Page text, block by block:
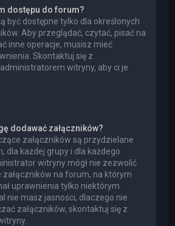
dostępu do forum?
być dostępne tylko dla określonych
Aby przeglądać, czytać, pisać na
inne operacje, musisz mieć
Skontaktuj się z
witryny, aby ci je
dodawać załączników?
załączników są przydzielane
dla każdej grupy i dla każdego
witryny mógł nie zezwolić
na forum, na którym
uprawnienia tylko niektórym
nie masz jasności, dlaczego nie
załączników, skontaktuj się z